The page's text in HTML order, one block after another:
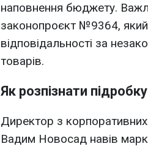
наповнення бюджету.
законопроєкт №9364,
відповідальності за
товарів.
Як розпізнати підробку
Директор з
Вадим Новосад навів